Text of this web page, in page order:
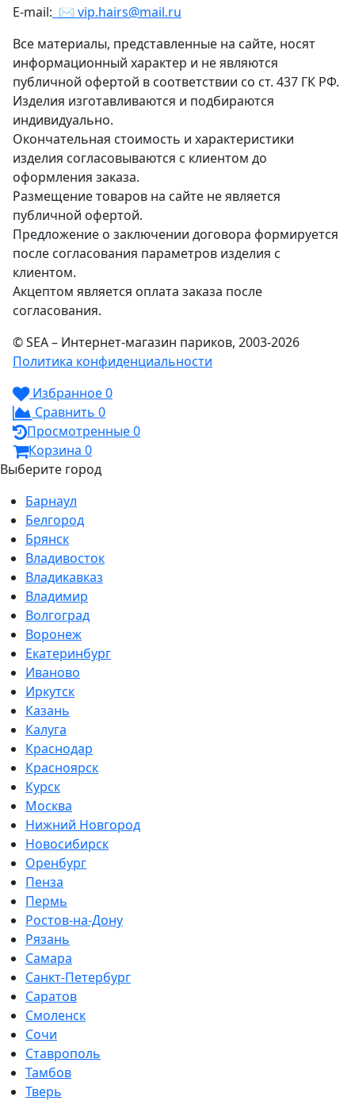
E-mail: ✉ vip.hairs@mail.ru
Все материалы, представленные на сайте, носят
информационный характер и не являются
публичной офертой в соответствии со ст. 437 ГК РФ.
Изделия изготавливаются и подбираются
индивидуально.
Окончательная стоимость и характеристики
изделия согласовываются с клиентом до
оформления заказа.
Размещение товаров на сайте не является
публичной офертой.
Предложение о заключении договора формируется
после согласования параметров изделия с
клиентом.
Акцептом является оплата заказа после
согласования.
© SEA – Интернет-магазин париков, 2003-2026
Политика конфиденциальности
Избранное0
Сравнить 0
Просмотренные0
Корзина 0
Выберите город
Барнаул
Белгород
Брянск
Владивосток
Владикавказ
Владимир
Волгоград
Воронеж
Екатеринбург
Иваново
Иркутск
Казань
Калуга
Краснодар
Красноярск
Курск
Москва
Нижний Новгород
Новосибирск
Оренбург
Пенза
Пермь
Ростов-на-Дону
Рязань
Самара
Санкт-Петербург
Саратов
Смоленск
Сочи
Ставрополь
Тамбов
Тверь